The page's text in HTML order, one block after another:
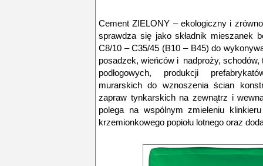
Cement ZIELONY – ekologiczny i
sprawdza się jako składnik mieszanek
C8/10 – C35/45 (B10 – B45) do
posadzek, wieńców i nadproży,
podłogowych, produkcji
murarskich do wznoszenia ścian
zapraw tynkarskich na zewnątrz i
polega na wspólnym zmieleniu
krzemionkowego popiołu lotnego oraz